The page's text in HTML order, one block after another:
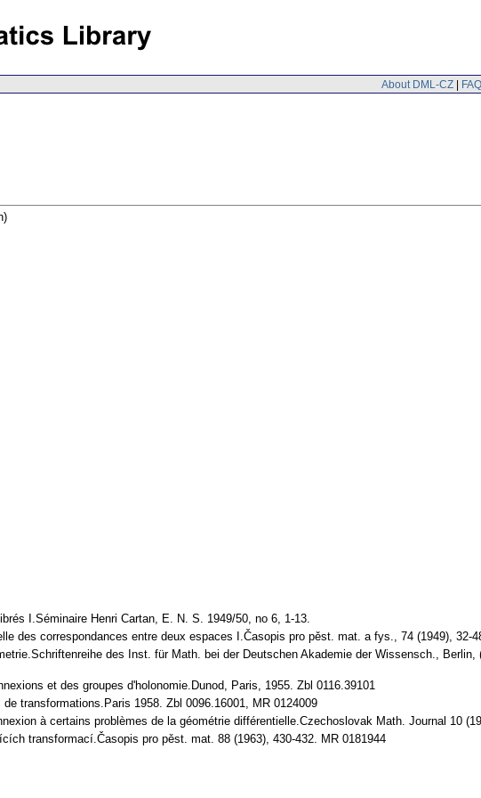
About DML-CZ | FAQ
I.Séminaire Henri Cartan, E. N. S. 1949/50, no 6, 1-13.
des correspondances entre deux espaces I.Časopis pro pěst. mat. a fys., 74 (1949), 32-
des Inst. für Math. bei der Deutschen Akademie der Wissensch., Berlin,
et des groupes d'holonomie.Dunod, Paris, 1955. Zbl 0116.39101
transformations.Paris 1958. Zbl 0096.16001, MR 0124009
à certains problèmes de la géométrie différentielle.Czechoslovak Math. Journal 10
transformací.Časopis pro pěst. mat. 88 (1963), 430-432. MR 0181944